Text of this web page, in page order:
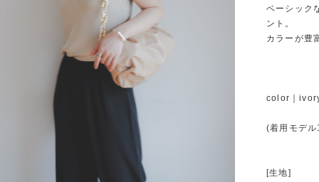
ベーシック
ント。
カラーが豊
color｜
(着用モデ
[生地]